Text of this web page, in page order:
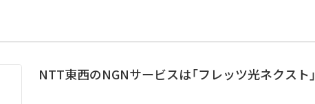
NTT東西のNGNサービスは「フレッツ光ネクスト」